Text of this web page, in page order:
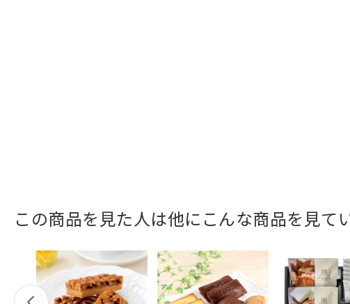
この商品を見た人は他にこんな商品を見て